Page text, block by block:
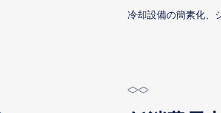
冷却設備の簡素化、